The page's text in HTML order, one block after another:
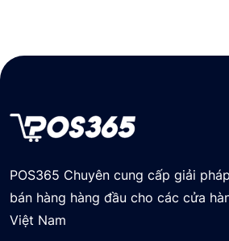
POS365 Chuyên cung cấp giải
bán hàng hàng đầu cho các cửa
Việt Nam